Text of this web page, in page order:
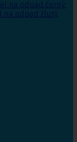
na odpad černý,
na odpad žlutý,